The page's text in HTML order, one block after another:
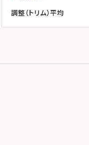
調整（トリム）平均